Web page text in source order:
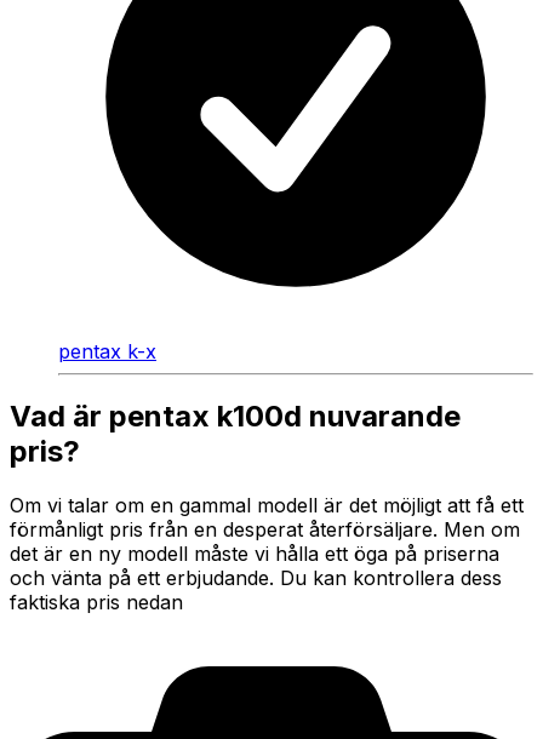
pentax k-x
Vad är pentax k100d nuvarande
pris?
Om vi talar om en gammal modell är det möjligt att få ett
förmånligt pris från en desperat återförsäljare. Men om
det är en ny modell måste vi hålla ett öga på priserna
och vänta på ett erbjudande. Du kan kontrollera dess
faktiska pris nedan